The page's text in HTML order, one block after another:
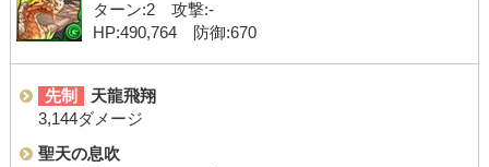
ターン:2 攻撃:-
HP:490,764 防御:670
先制
天龍飛翔
3,144ダメージ
聖天の息吹